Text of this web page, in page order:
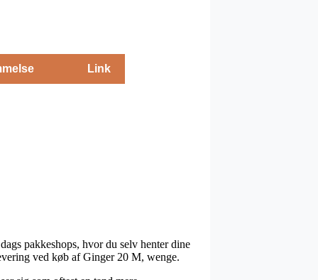
Link
pakkeshops, hvor du selv henter dine
ved køb af Ginger 20 M, wenge.